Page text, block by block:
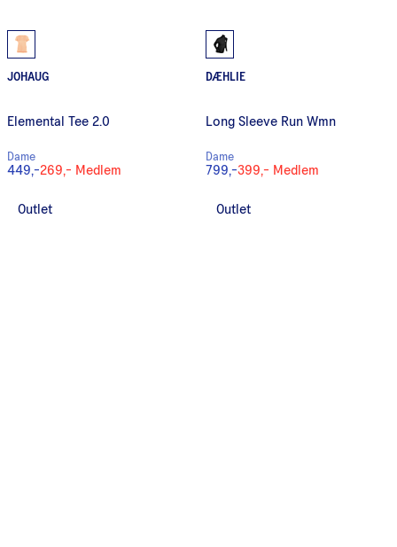
JOHAUG
Elemental Tee 2.0
Dame
449,-269,- Medlem
DÆHLIE
Long Sleeve Run Wmn
Dame
799,-399,- Medlem
Outlet Outlet